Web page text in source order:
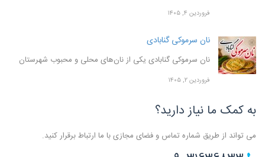
فروردین ۴, ۱۴۰۵
نان سرموکی گنابادی
نان سرموکی گنابادی یکی از نان‌های محلی و محبوب شهرستان
فروردین ۲, ۱۴۰۵
به کمک ما نیاز دارید؟
می تواند از طریق شماره تماس و فضای مجازی با ما ارتباط برقرار کنید.